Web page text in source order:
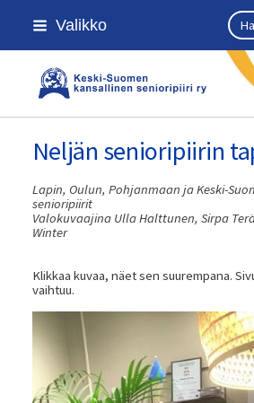
Siirry
sivun
Valikko
Keski-
Neljän senioripiirin
Lapin, Oulun, Pohjanmaan ja Keski-
senioripiirit
Valokuvaajina Ulla Halttunen, Sirpa
Winter
Klikkaa kuvaa, näet sen suurempana.
vaihtuu.